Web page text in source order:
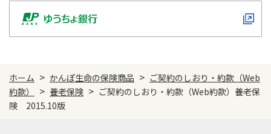
ホーム > かんぽ生命の保険商品 > ご契約のしおり・約款（Web
約款）
> 養老保険 > ご契約のしおり・約款（Web約款）養老保
険 2015.10版